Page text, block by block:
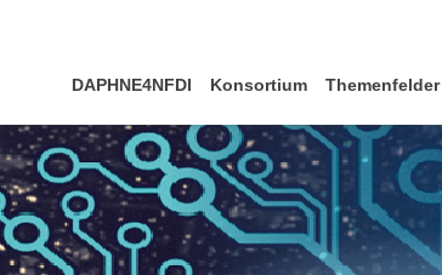
DAPHNE4NFDI Konsortium Themenfelder